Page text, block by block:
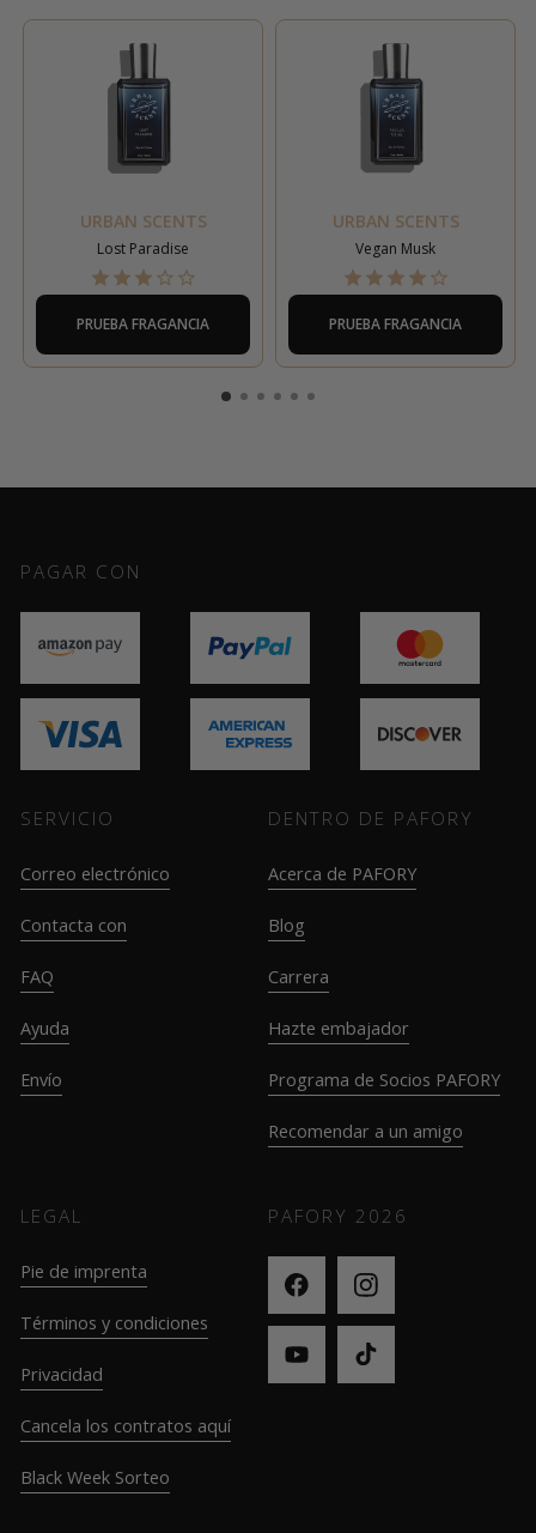
URBAN SCENTS
Lost Paradise
PRUEBA FRAGANCIA
URBAN SCENTS
Vegan Musk
PRUEBA FRAGANCIA
PAGAR CON
SERVICIO
Correo electrónico
Contacta con
FAQ
Ayuda
Envío
DENTRO DE PAFORY
Acerca de PAFORY
Blog
Carrera
Hazte embajador
Programa de Socios PAFORY
Recomendar a un amigo
LEGAL
Pie de imprenta
Términos y condiciones
Privacidad
Cancela los contratos aquí
Black Week Sorteo
PAFORY 2026